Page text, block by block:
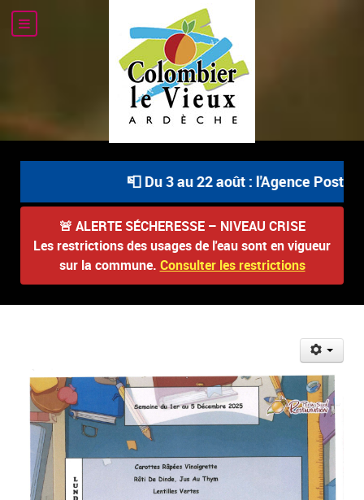
📮 Du 3 au 22 août : l'Agence Postale
🚨 ALERTE SÉCHERESSE – NIVEAU CRISE
Les restrictions des usages de l'eau sont en vigueur
sur la commune. Consulter les restrictions